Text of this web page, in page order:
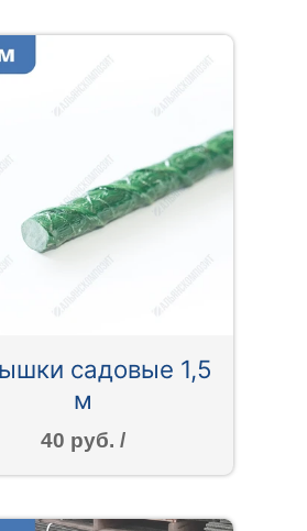
садовые 1,5
м
40 руб. /